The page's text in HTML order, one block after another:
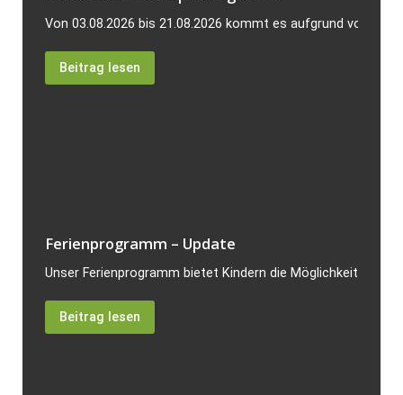
Von 03.08.2026 bis 21.08.2026 kommt es aufgrund von
Beitrag lesen
Ferienprogramm – Update
Unser Ferienprogramm bietet Kindern die Möglichkeit,
Beitrag lesen